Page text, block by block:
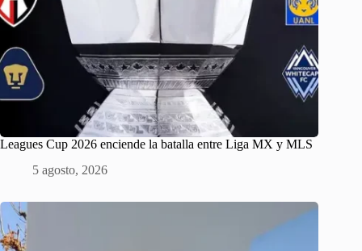
Leagues Cup 2026 enciende la batalla entre Liga MX y MLS
5 agosto, 2026